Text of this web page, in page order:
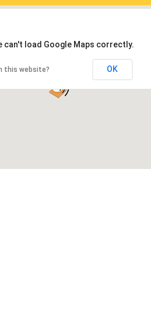
can't load Google Maps correctly.
this website? OK